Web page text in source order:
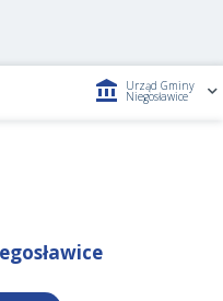
account_balance Urząd Gminy
Niegosławice